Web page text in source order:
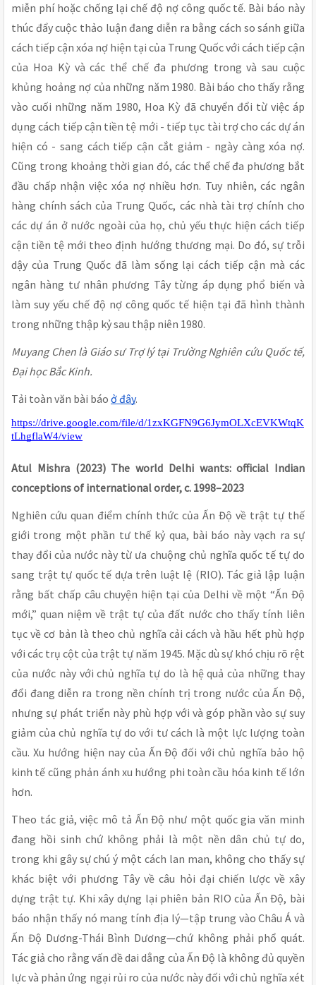
miễn phí hoặc chống lại chế độ nợ công quốc tế. Bài báo này
thúc đẩy cuộc thảo luận đang diễn ra bằng cách so sánh giữa
cách tiếp cận xóa nợ hiện tại của Trung Quốc với cách tiếp cận
của Hoa Kỳ và các thể chế đa phương trong và sau cuộc
khủng hoảng nợ của những năm 1980. Bài báo cho thấy rằng
vào cuối những năm 1980, Hoa Kỳ đã chuyển đổi từ việc áp
dụng cách tiếp cận tiền tệ mới - tiếp tục tài trợ cho các dự án
hiện có - sang cách tiếp cận cắt giảm - ngày càng xóa nợ.
Cũng trong khoảng thời gian đó, các thể chế đa phương bắt
đầu chấp nhận việc xóa nợ nhiều hơn. Tuy nhiên, các ngân
hàng chính sách của Trung Quốc, các nhà tài trợ chính cho
các dự án ở nước ngoài của họ, chủ yếu thực hiện cách tiếp
cận tiền tệ mới theo định hướng thương mại. Do đó, sự trỗi
dậy của Trung Quốc đã làm sống lại cách tiếp cận mà các
ngân hàng tư nhân phương Tây từng áp dụng phổ biến và
làm suy yếu chế độ nợ công quốc tế hiện tại đã hình thành
trong những thập kỷ sau thập niên 1980.
Muyang Chen là Giáo sư Trợ lý tại Trường Nghiên cứu Quốc tế,
Đại học Bắc Kinh.
Tải toàn văn bài báo ở đây.
https://drive.google.com/file/d/1zxKGFN9G6JymOLXcEVKWtqK
tLhgflaW4/view
Atul Mishra (2023) The world Delhi wants: official Indian
conceptions of international order, c. 1998–2023
Nghiên cứu quan điểm chính thức của Ấn Độ về trật tự thế
giới trong một phần tư thế kỷ qua, bài báo này vạch ra sự
thay đổi của nước này từ ưa chuộng chủ nghĩa quốc tế tự do
sang trật tự quốc tế dựa trên luật lệ (RIO). Tác giả lập luận
rằng bất chấp câu chuyện hiện tại của Delhi về một “Ấn Độ
mới,” quan niệm về trật tự của đất nước cho thấy tính liên
tục về cơ bản là theo chủ nghĩa cải cách và hầu hết phù hợp
với các trụ cột của trật tự năm 1945. Mặc dù sự khó chịu rõ rệt
của nước này với chủ nghĩa tự do là hệ quả của những thay
đổi đang diễn ra trong nền chính trị trong nước của Ấn Độ,
nhưng sự phát triển này phù hợp với và góp phần vào sự suy
giảm của chủ nghĩa tự do với tư cách là một lực lượng toàn
cầu. Xu hướng hiện nay của Ấn Độ đối với chủ nghĩa bảo hộ
kinh tế cũng phản ánh xu hướng phi toàn cầu hóa kinh tế lớn
hơn.
Theo tác giả, việc mô tả Ấn Độ như một quốc gia văn minh
đang hồi sinh chứ không phải là một nền dân chủ tự do,
trong khi gây sự chú ý một cách lan man, không cho thấy sự
khác biệt với phương Tây về câu hỏi đại chiến lược về xây
dựng trật tự. Khi xây dựng lại phiên bản RIO của Ấn Độ, bài
báo nhận thấy nó mang tính địa lý—tập trung vào Châu Á và
Ấn Độ Dương-Thái Bình Dương—chứ không phải phổ quát.
Tác giả cho rằng vấn đề dai dẳng của Ấn Độ là không đủ quyền
lực và phản ứng ngại rủi ro của nước này đối với chủ nghĩa xét